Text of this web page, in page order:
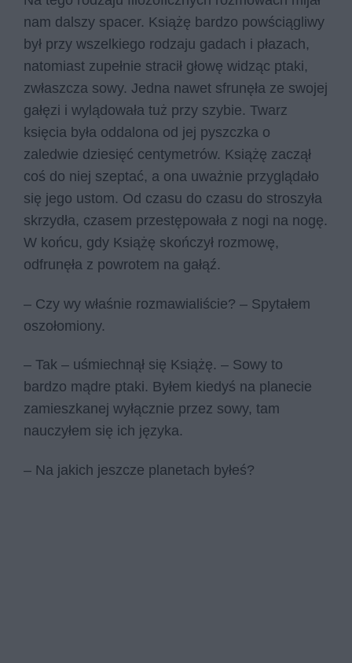
nam dalszy spacer. Książę bardzo powściągliwy
był przy wszelkiego rodzaju gadach i płazach,
natomiast zupełnie stracił głowę widząc ptaki,
zwłaszcza sowy. Jedna nawet sfrunęła ze swojej
gałęzi i wylądowała tuż przy szybie. Twarz
księcia była oddalona od jej pyszczka o
zaledwie dziesięć centymetrów. Książę zaczął
coś do niej szeptać, a ona uważnie przyglądało
się jego ustom. Od czasu do czasu do stroszyła
skrzydła, czasem przestępowała z nogi na nogę.
W końcu, gdy Książę skończył rozmowę,
odfrunęła z powrotem na gałąź.
– Czy wy właśnie rozmawialiście? – Spytałem
oszołomiony.
– Tak – uśmiechnął się Książę. – Sowy to
bardzo mądre ptaki. Byłem kiedyś na planecie
zamieszkanej wyłącznie przez sowy, tam
nauczyłem się ich języka.
– Na jakich jeszcze planetach byłeś?